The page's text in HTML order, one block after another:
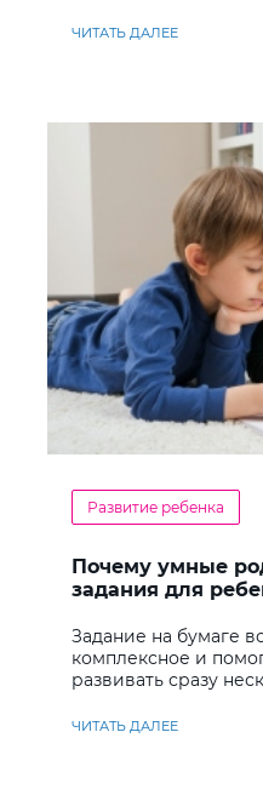
ЧИТАТЬ ДАЛЕЕ
Развитие ребенка
Почему умные
задания для
Задание на бумаге
комплексное и
развивать сразу
ЧИТАТЬ ДАЛЕЕ